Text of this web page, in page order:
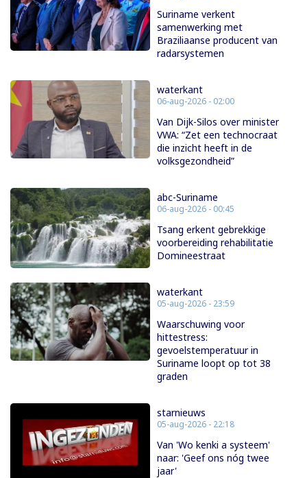
Suriname verkent
samenwerking met
Braziliaanse producent van
radarsystemen
waterkant
06-aug-2026 - 02:00
Van Dijk-Silos over minister
VWA: “Zet een technocraat
die inzicht heeft in de
volksgezondheid”
abc-Suriname
06-aug-2026 - 00:45
Tsang erkent gebrekkige
voorbereiding rehabilitatie
Domineestraat
waterkant
05-aug-2026 - 23:59
Waarschuwing voor
hittestress:
gevoelstemperatuur in
Suriname loopt op tot 38
graden
starnieuws
05-aug-2026 - 22:18
Van 'Wo kenki a systeem'
naar: 'Geef ons nóg twee
jaar'